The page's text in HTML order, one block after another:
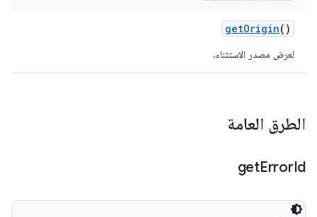
getOrigin()
لعرض مصدر الاستثناء.
الطرق العامة
getErrorId